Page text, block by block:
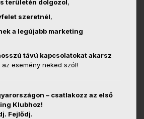
területén dolgozol,
szeretnél,
a legújabb marketing
távú kapcsolatokat akarsz
az esemény neked szól!
– csatlakozz az első
Klubhoz!
Fejlődj.